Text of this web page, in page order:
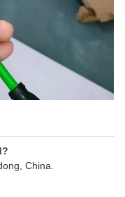
China.